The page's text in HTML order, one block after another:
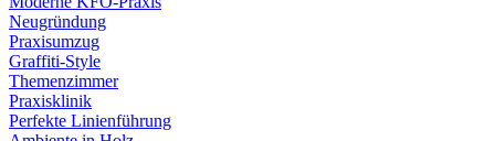
Neugründung
Praxisumzug
Graffiti-Style
Themenzimmer
Praxisklinik
Perfekte Linienführung